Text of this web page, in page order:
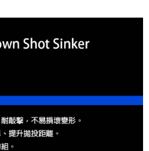
提供之「AFTEE先享後付」服務完成之交
個人資料，並將交易相關給付款項請求債
覽以下網址：
代理人或監護人之同意方可使用
辦者引起之損失，本公司不負相關責
依據個別帳號之用戶狀況，依本公司即
額度不足之情形，本公司將視審查結果
人資訊註冊。若發現惡意使用之情形，
用戶之使用額度並採取法律行動。
上)免運費
以上)免運費
服確認實際運費(運費另